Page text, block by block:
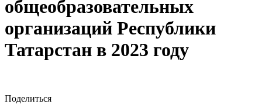
общеобразовательных
организаций Республики
Татарстан в 2023 году
Поделиться